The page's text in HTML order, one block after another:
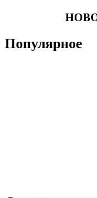
Популярное